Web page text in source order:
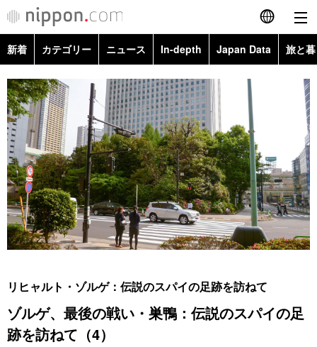
English
简体字
繁體字
Français
Español
العربية
カテゴリー
政治・外交
経済・ビジネス
社会
文化
ニュース
トップ
In-depth
旅と暮らし
動画/Live
新着 カテゴリー ニュース In-depth Japan Data 旅と
政治・外交
経済・ビジネス
国際・海外
社会
文化
スポーツ・東京2020
People
東京
お知らせ
リヒャルト・ゾルゲ：伝説のスパイの足跡を訪ねて
ゾルゲ、最後の戦い・巣鴨：伝説のスパイの足
跡を訪ねて（4）